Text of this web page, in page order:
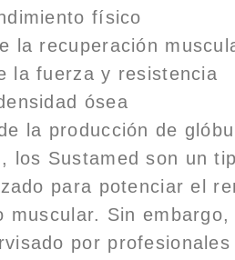
físico
la recuperación
la fuerza y resistencia
ósea
la producción de
los Sustamed son un
para potenciar el
muscular. Sin
por